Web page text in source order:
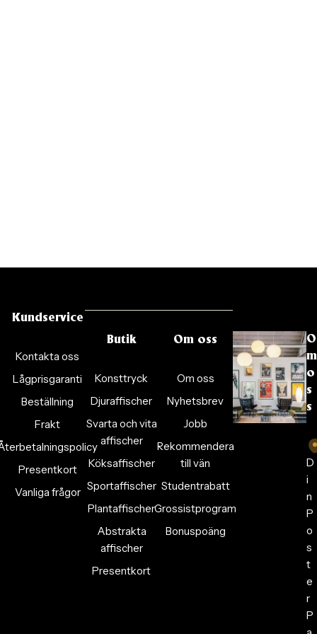
Kundservice
Kontakta oss
Lågprisgaranti
Beställning
Frakt
Presentkort
Vanliga frågor
Butik
Konsttryck
Djuraffischer
Svarta och vita
affischer
Köksaffischer
Sportaffischer
Plantaffischer
Abstrakta
affischer
Presentkort
Om oss
Om oss
Nyhetsbrev
Jobb
Rekommendera
till vän
Studentrabatt
Grossistprogram
Bonuspoäng
O
m
o
s
s
D
i
n
P
o
s
t
e
r
P